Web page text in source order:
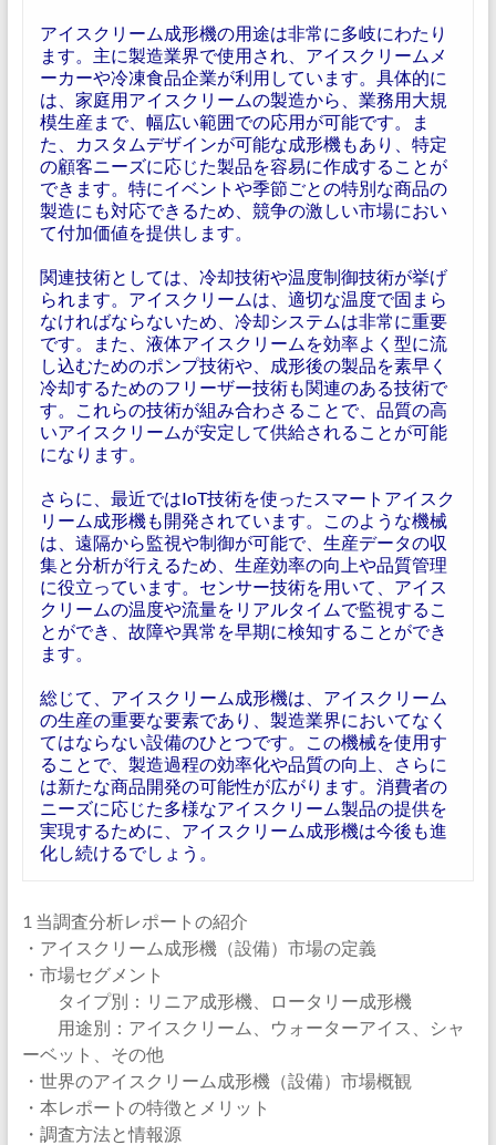
アイスクリーム成形機の用途は非常に多岐にわたり
ます。主に製造業界で使用され、アイスクリームメ
ーカーや冷凍食品企業が利用しています。具体的に
は、家庭用アイスクリームの製造から、業務用大規
模生産まで、幅広い範囲での応用が可能です。ま
た、カスタムデザインが可能な成形機もあり、特定
の顧客ニーズに応じた製品を容易に作成することが
できます。特にイベントや季節ごとの特別な商品の
製造にも対応できるため、競争の激しい市場におい
て付加価値を提供します。
関連技術としては、冷却技術や温度制御技術が挙げ
られます。アイスクリームは、適切な温度で固まら
なければならないため、冷却システムは非常に重要
です。また、液体アイスクリームを効率よく型に流
し込むためのポンプ技術や、成形後の製品を素早く
冷却するためのフリーザー技術も関連のある技術で
す。これらの技術が組み合わさることで、品質の高
いアイスクリームが安定して供給されることが可能
になります。
さらに、最近ではIoT技術を使ったスマートアイスク
リーム成形機も開発されています。このような機械
は、遠隔から監視や制御が可能で、生産データの収
集と分析が行えるため、生産効率の向上や品質管理
に役立っています。センサー技術を用いて、アイス
クリームの温度や流量をリアルタイムで監視するこ
とができ、故障や異常を早期に検知することができ
ます。
総じて、アイスクリーム成形機は、アイスクリーム
の生産の重要な要素であり、製造業界においてなく
てはならない設備のひとつです。この機械を使用す
ることで、製造過程の効率化や品質の向上、さらに
は新たな商品開発の可能性が広がります。消費者の
ニーズに応じた多様なアイスクリーム製品の提供を
実現するために、アイスクリーム成形機は今後も進
化し続けるでしょう。
1 当調査分析レポートの紹介
・アイスクリーム成形機（設備）市場の定義
・市場セグメント
タイプ別：リニア成形機、ロータリー成形機
用途別：アイスクリーム、ウォーターアイス、シャ
ーベット、その他
・世界のアイスクリーム成形機（設備）市場概観
・本レポートの特徴とメリット
・調査方法と情報源